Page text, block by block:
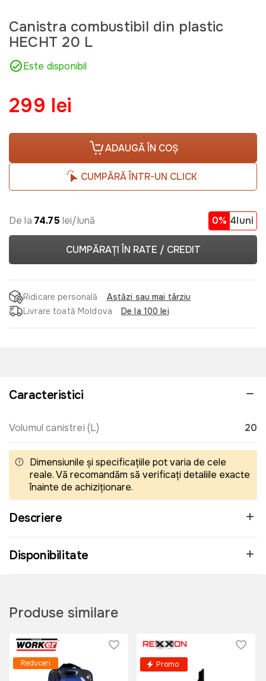
Canistra combustibil din plastic
HECHT 20 L
Este disponibil
299 lei
ADAUGĂ ÎN COȘ
CUMPĂRĂ ÎNTR-UN CLICK
De la 74.75 lei/lună 0% 4luni
CUMPĂRAȚI ÎN RATE / CREDIT
Ridicare personală
Astăzi sau mai târziu
Livrare toată Moldova
De la 100 lei
Caracteristici
Volumul canistrei (L) 20
Dimensiunile și specificațiile pot varia de cele
reale. Vă recomandăm să verificați detaliile exacte
înainte de achiziționare.
Descriere
Disponibilitate
Produse similare
Reduceri Promo